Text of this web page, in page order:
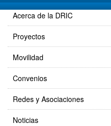
Acerca de la DRIC
Proyectos
Movilidad
Convenios
Redes y Asociaciones
Noticias